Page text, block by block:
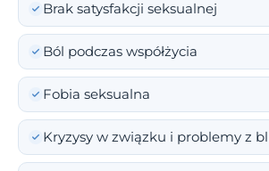
Brak satysfakcji seksualnej
Ból podczas współżycia
Fobia seksualna
Kryzysy w związku i problemy z